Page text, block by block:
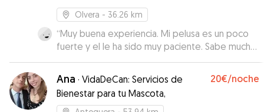
Olvera - 36.26 km
“Muy buena experiencia. Mi pelusa es un poco
fuerte y el le ha sido muy paciente. Sabe mucho
y se le ve el amor que tiene por las mascotas.”
Ana · VidaDeCan: Servicios de
Bienestar para tu Mascota,
20€/noche